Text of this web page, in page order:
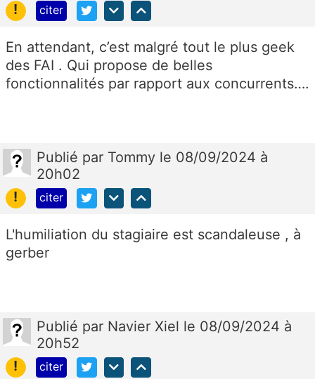
!
citer
En attendant, c’est malgré tout le plus geek
des FAI . Qui propose de belles
fonctionnalités par rapport aux concurrents….
Publié par Tommy le 08/09/2024 à
20h02
!
citer
L'humiliation du stagiaire est scandaleuse , à
gerber
Publié par Navier Xiel le 08/09/2024 à
20h52
!
citer